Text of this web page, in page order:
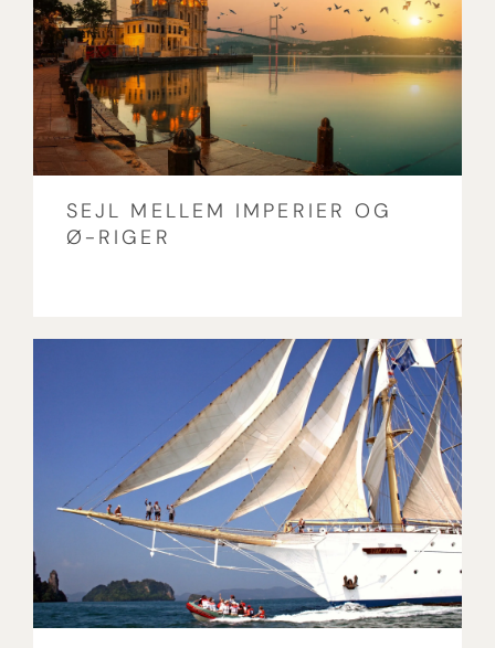
SEJL MELLEM IMPERIER OG
Ø-RIGER